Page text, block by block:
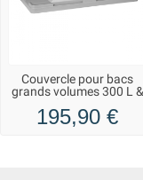
Couvercle pour bacs
grands volumes 300 L &
195,90 €